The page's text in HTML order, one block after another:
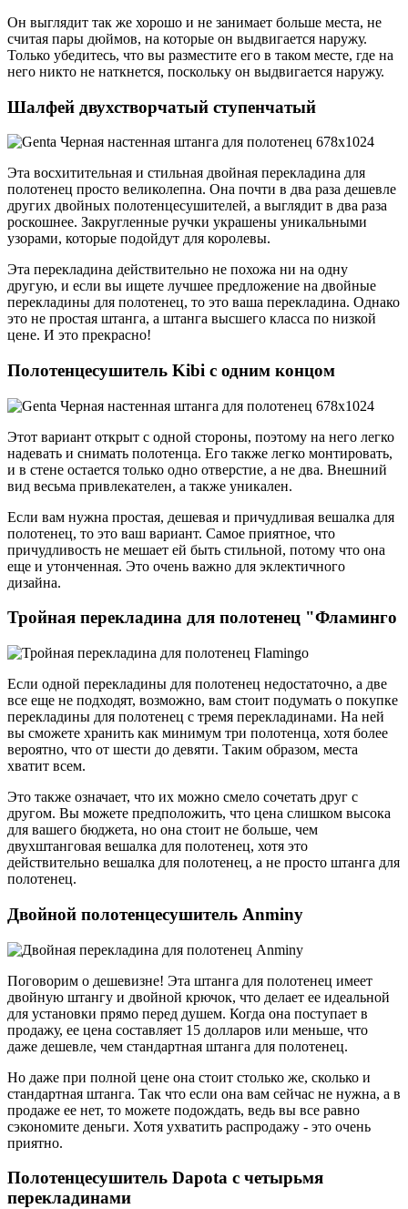
Он выглядит так же хорошо и не занимает больше места, не
считая пары дюймов, на которые он выдвигается наружу.
Только убедитесь, что вы разместите его в таком месте, где на
него никто не наткнется, поскольку он выдвигается наружу.
Шалфей двухстворчатый ступенчатый
Эта восхитительная и стильная двойная перекладина для
полотенец просто великолепна. Она почти в два раза дешевле
других двойных полотенцесушителей, а выглядит в два раза
роскошнее. Закругленные ручки украшены уникальными
узорами, которые подойдут для королевы.
Эта перекладина действительно не похожа ни на одну
другую, и если вы ищете лучшее предложение на двойные
перекладины для полотенец, то это ваша перекладина. Однако
это не простая штанга, а штанга высшего класса по низкой
цене. И это прекрасно!
Полотенцесушитель Kibi с одним концом
Этот вариант открыт с одной стороны, поэтому на него легко
надевать и снимать полотенца. Его также легко монтировать,
и в стене остается только одно отверстие, а не два. Внешний
вид весьма привлекателен, а также уникален.
Если вам нужна простая, дешевая и причудливая вешалка для
полотенец, то это ваш вариант. Самое приятное, что
причудливость не мешает ей быть стильной, потому что она
еще и утонченная. Это очень важно для эклектичного
дизайна.
Тройная перекладина для полотенец "Фламинго
Если одной перекладины для полотенец недостаточно, а две
все еще не подходят, возможно, вам стоит подумать о покупке
перекладины для полотенец с тремя перекладинами. На ней
вы сможете хранить как минимум три полотенца, хотя более
вероятно, что от шести до девяти. Таким образом, места
хватит всем.
Это также означает, что их можно смело сочетать друг с
другом. Вы можете предположить, что цена слишком высока
для вашего бюджета, но она стоит не больше, чем
двухштанговая вешалка для полотенец, хотя это
действительно вешалка для полотенец, а не просто штанга для
полотенец.
Двойной полотенцесушитель Anminy
Поговорим о дешевизне! Эта штанга для полотенец имеет
двойную штангу и двойной крючок, что делает ее идеальной
для установки прямо перед душем. Когда она поступает в
продажу, ее цена составляет 15 долларов или меньше, что
даже дешевле, чем стандартная штанга для полотенец.
Но даже при полной цене она стоит столько же, сколько и
стандартная штанга. Так что если она вам сейчас не нужна, а в
продаже ее нет, то можете подождать, ведь вы все равно
сэкономите деньги. Хотя ухватить распродажу - это очень
приятно.
Полотенцесушитель Dapota с четырьмя
перекладинами